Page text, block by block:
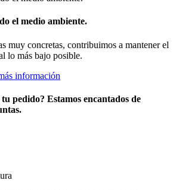
el medio ambiente.
muy concretas, contribuimos a mantener el
lo más bajo posible.
información
pedido? Estamos encantados de